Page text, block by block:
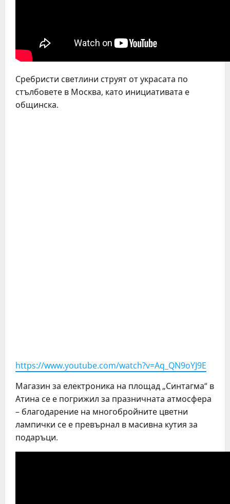
Сребристи светлини струят от украсата по
стълбовете в Москва, като инициативата е
общинска.
https://www.youtube.com/watch?v=Aq_QN9oYJ9E
Магазин за електроника на площад „Синтагма“ в
Атина се е погрижил за празничната атмосфера
– благодарение на многобройните цветни
лампички се е превърнал в масивна кутия за
подаръци.